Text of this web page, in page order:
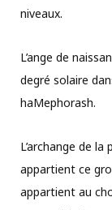
niveaux.
L’ange de
degré solaire
haMephorash.
L’archange de
appartient ce
appartient au